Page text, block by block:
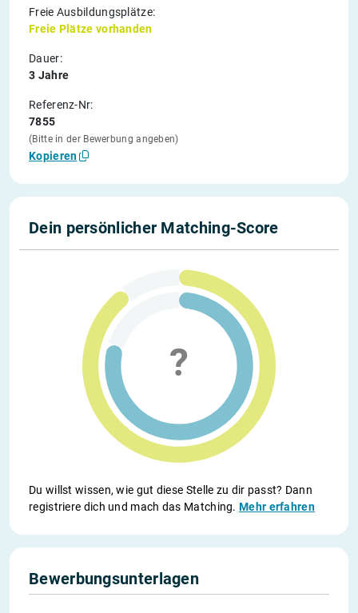
Freie Ausbildungsplätze:
Freie Plätze vorhanden
Dauer:
3 Jahre
Referenz-Nr:
7855
(Bitte in der Bewerbung angeben)
Kopieren
Dein persönlicher Matching-Score
Du willst wissen, wie gut diese Stelle zu dir passt? Dann
registriere dich und mach das Matching.Mehr erfahren
Bewerbungsunterlagen